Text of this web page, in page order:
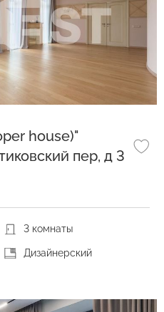
house)"
пер, д 3
3 комнаты
Дизайнерский